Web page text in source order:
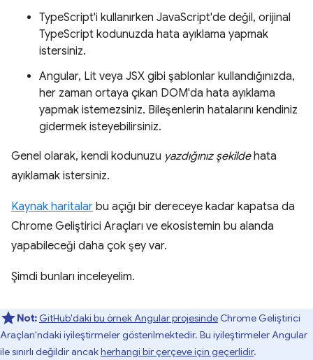
TypeScript'i kullanırken JavaScript'de değil, orijinal
TypeScript kodunuzda hata ayıklama yapmak
istersiniz.
Angular, Lit veya JSX gibi şablonlar kullandığınızda,
her zaman ortaya çıkan DOM'da hata ayıklama
yapmak istemezsiniz. Bileşenlerin hatalarını kendiniz
gidermek isteyebilirsiniz.
Genel olarak, kendi kodunuzu yazdığınız şekildehata
ayıklamak istersiniz.
Kaynak haritalar bu açığı bir dereceye kadar kapatsa da
Chrome Geliştirici Araçları ve ekosistemin bu alanda
yapabileceği daha çok şey var.
Şimdi bunları inceleyelim.
Not: GitHub'daki bu örnek Angular projesinde Chrome Geliştirici
Araçları'ndaki iyileştirmeler gösterilmektedir. Bu iyileştirmeler Angular
ile sınırlı değildir ancakherhangi bir çerçeve için geçerlidir.